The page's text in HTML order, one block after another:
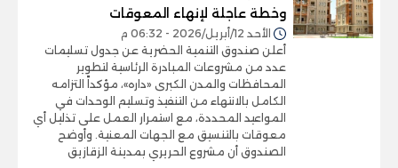
وخطة عاجلة لإنهاء المعوقات
الأحد 12/أبريل/2026 - 06:32 م
أعلن صندوق التنمية الحضرية عن جدول تسليمات
عدد من مشروعات المبادرة الرئاسية لتطوير
المحافظات والمدن الكبرى «داره»، مؤكداً التزامه
الكامل بالانتهاء من التنفيذ وتسليم الوحدات في
المواعيد المحددة، مع استمرار العمل على تذليل أي
معوقات بالتنسيق مع الجهات المعنية. وأوضح
الصندوق أن مشروع الحريري بمدينة الزقازيق